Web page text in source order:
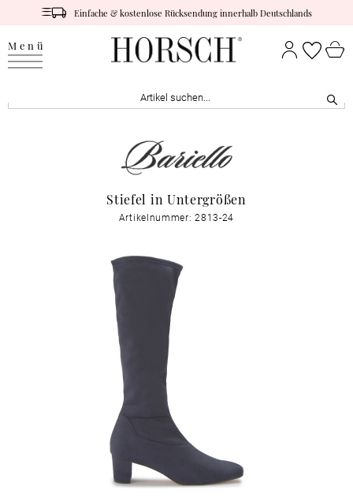
Einfache & kostenlose Rücksendung innerhalb Deutschlands
Menü
Stiefel in Untergrößen
Artikelnummer: 2813-24